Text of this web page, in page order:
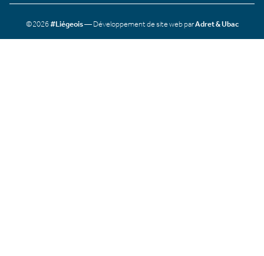
©2026#Liégeois— Développement de site web parAdret & Ubac